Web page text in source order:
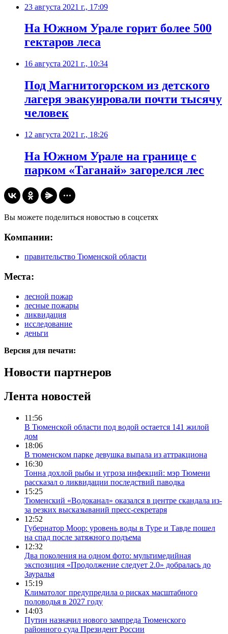
23 августа 2021 г., 17:09
​На Южном Урале горит более 500
гектаров леса
16 августа 2021 г., 10:34
​Под Магнитогорском из детского
лагеря эвакуировали почти тысячу
человек
12 августа 2021 г., 18:26
​На Южном Урале на границе с
парком «Таганай» загорелся лес
Вы можете поделиться новостью в соцсетях
Компании:
правительство Тюменской области
Места:
лесной пожар
лесные пожары
ликвидация
исследование
деньги
Версия для печати:
Новости партнеров
Лента новостей
11:56
В Тюменской области под водой остается 141 жилой
дом
18:06
В тюменском парке девушка выпала из аттракциона
16:30
Тонна дохлой рыбы и угроза инфекций: мэр Тюмени
рассказал о ликвидации последствий паводка
15:25
Тюменский «Водоканал» оказался в центре скандала из-
за резких высказываний пресс-секретаря
12:52
Губернатор Моор: уровень воды в Туре и Тавде пошел
на спад после затяжного подъема
12:32
Два поколения на одном фото: мультимедийная
экспозиция «Продолжение следует 2.0» добралась до
Зауралья
15:19
Климатолог предупредила о рисках масштабного
половодья в 2027 году
14:03
Путин назначил нового зампреда Тюменского
районного суда Президент России